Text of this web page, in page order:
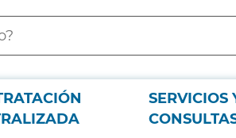
SERVICIOS
de PTFEE para el Servicio de Cirugía